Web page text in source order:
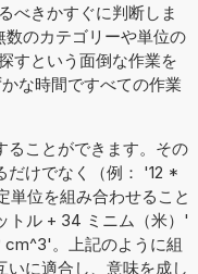
べきかすぐに判断しま
のカテゴリーや単位の
すという面倒な作業を
な時間ですべての作業
ることができます。その
だけでなく（例： '12 *
位を組み合わせること
トル + 34 ミニム（米）'
。上記のように組
に適合し、意味を成し